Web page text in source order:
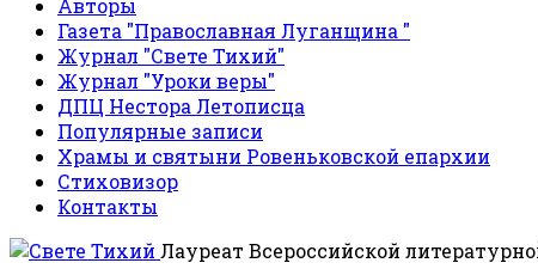
Авторы
Газета "Православная Луганщина "
Журнал "Свете Тихий"
Журнал "Уроки веры"
ДПЦ Нестора Летописца
Популярные записи
Храмы и святыни Ровеньковской епархии
Стиховизор
Контакты
Лауреат Всероссийской